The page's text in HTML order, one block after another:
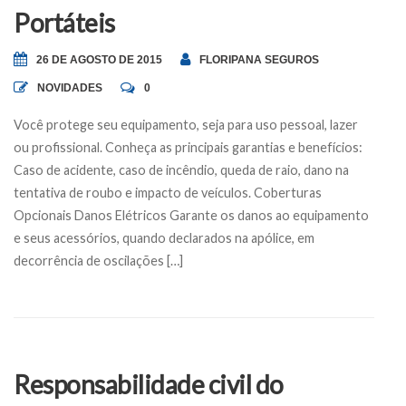
Portáteis
26 DE AGOSTO DE 2015 FLORIPANA SEGUROS
NOVIDADES 0
Você protege seu equipamento, seja para uso pessoal, lazer
ou profissional. Conheça as principais garantias e benefícios:
Caso de acidente, caso de incêndio, queda de raio, dano na
tentativa de roubo e impacto de veículos. Coberturas
Opcionais Danos Elétricos Garante os danos ao equipamento
e seus acessórios, quando declarados na apólice, em
decorrência de oscilações […]
Responsabilidade civil do